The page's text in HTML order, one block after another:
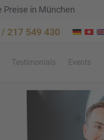
Preise in München
217 549 430
Testi­mo­ni­als Events